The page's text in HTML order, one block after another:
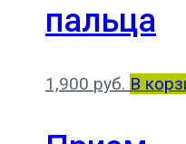
пальца
1,900 руб. В